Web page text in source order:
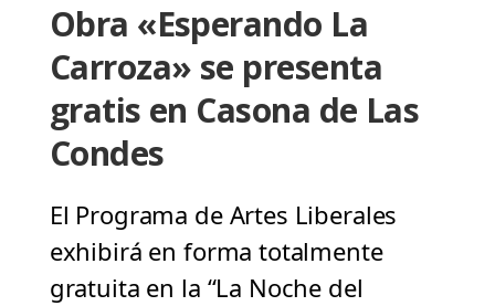
Obra «Esperando La
Carroza» se presenta
gratis en Casona de Las
Condes
El Programa de Artes Liberales
exhibirá en forma totalmente
gratuita en la “La Noche del